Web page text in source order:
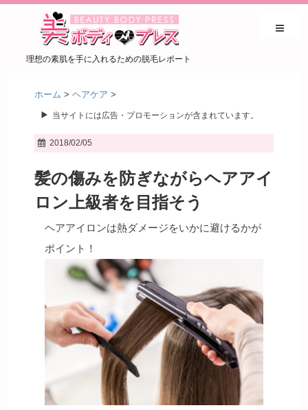
理想の素肌を手に入れるための脱毛レポート
ホーム > ヘアケア >
当サイトには広告・プロモーションが含まれています。
2018/02/05
髪の傷みを防ぎながらヘアアイ
ロン上級者を目指そう
ヘアアイロンは熱ダメージをいかに避けるかが
ポイント！